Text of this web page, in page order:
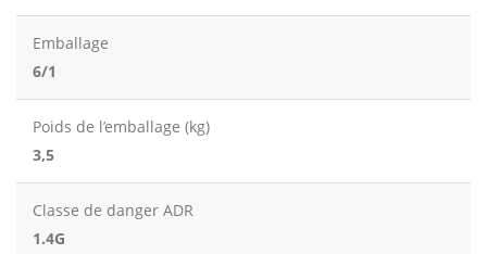
Emballage
6/1
Poids de l’emballage (kg)
3,5
Classe de danger ADR
1.4G